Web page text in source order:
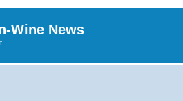
Wine News